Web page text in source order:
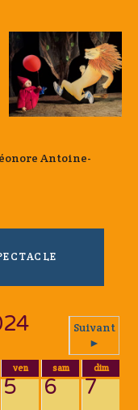
Antoine-
Suivant
►
ven sam dim
5 6
7